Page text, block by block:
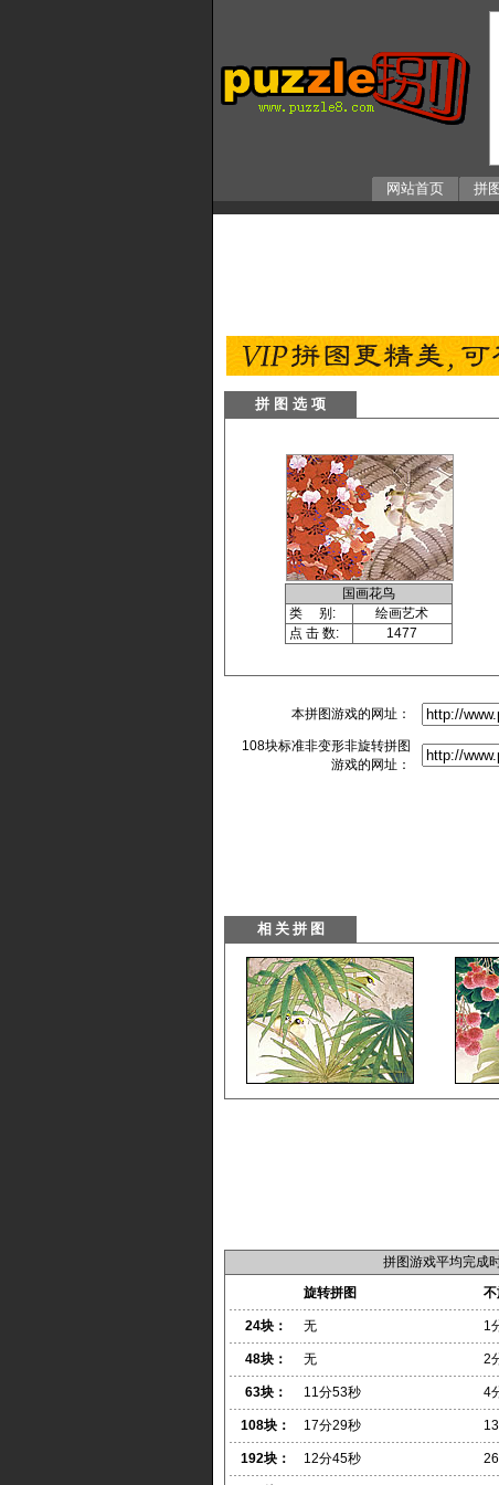
网站首页 拼
拼 图 选 项
国画花鸟
类 别:
绘画艺术
点 击 数:
1477
本拼图游戏的网址：
108块标准非变形非旋转拼图
游戏的网址：
拼图游戏平均完成
旋转拼图
不
24块： 无 1
48块： 无 2
63块： 11分53秒 4
108块： 17分29秒
192块： 12分45秒